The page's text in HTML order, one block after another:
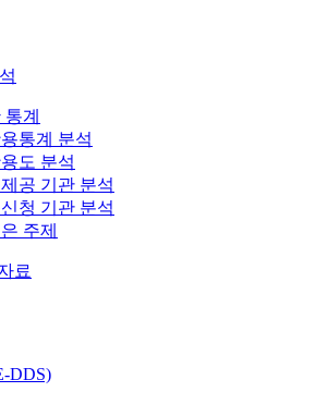
계
통계 분석
도 분석
공 기관 분석
청 기관 분석
주제
료
DDS)